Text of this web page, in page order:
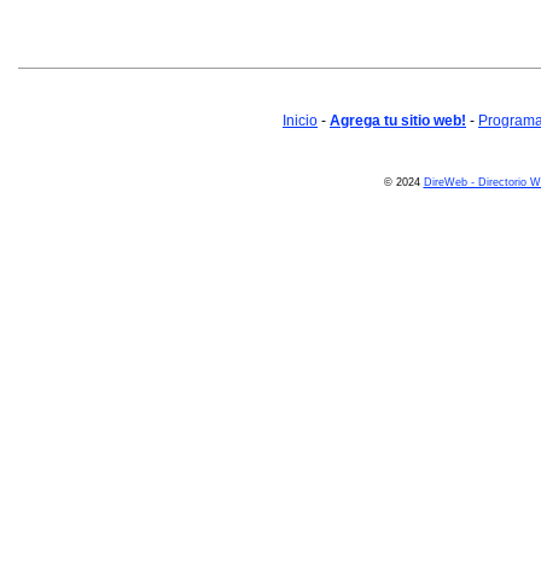
Inicio - Agrega tu sitio web! -
© 2024 DireWeb - Directorio